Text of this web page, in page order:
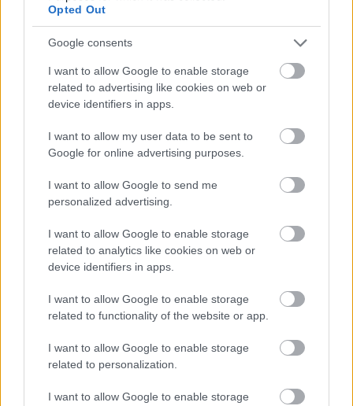
Opted Out
Google consents
I want to allow Google to enable storage
related to advertising like cookies on web or
device identifiers in apps.
I want to allow my user data to be sent to
Google for online advertising purposes.
I want to allow Google to send me
personalized advertising.
I want to allow Google to enable storage
related to analytics like cookies on web or
device identifiers in apps.
I want to allow Google to enable storage
related to functionality of the website or app.
I want to allow Google to enable storage
related to personalization.
I want to allow Google to enable storage
hozzátéve, hogy "akár felszabadítom, akár
átveszem - azt hiszem, bármit megtehetek
vele".
Trump "bukott államnak" nevezte Kubát,
amelynek "nincs pénze, nincs olaja,
semmije sincs", ugyanakkor "gyönyörű
szigetnek" nevezte az országot.
Trump kijelentései egy súlyos kubai gazdasági
és energiaválság közepette hangzottak el.
Hétfőn ismét országos áramszünet sújtotta a
közel tízmillió lakosú szigetországot, miután
összeomlott az elektromos hálózat - közölte a
kubai energetikai minisztérium. Az
elöregedett infrastruktúra és az